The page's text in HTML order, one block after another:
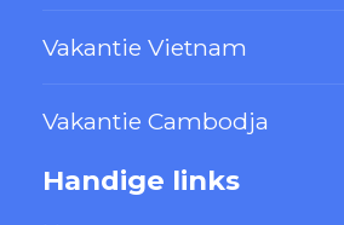
Vakantie Vietnam
Vakantie Cambodja
Handige links